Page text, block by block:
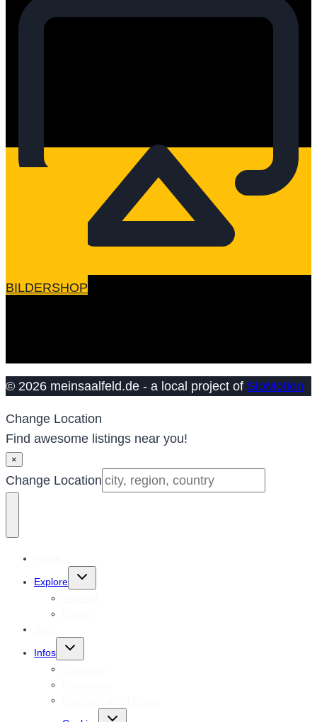
BILDERSHOP
© 2026 meinsaalfeld.de - a local project of SioMotion
Change Location
Find awesome listings near you!
×
Change Location
Explore
Untermenü
Infos
Untermenü
Untermenü